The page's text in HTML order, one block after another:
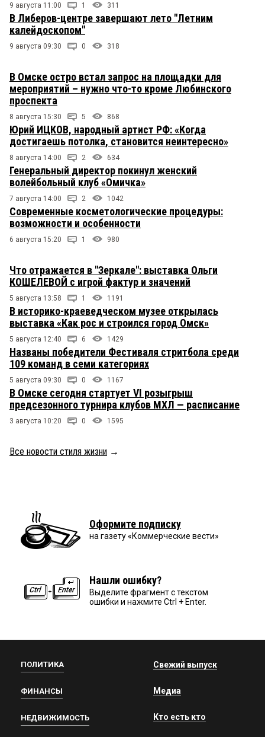
9 августа 11:00 1 311
В Либеров-центре завершают лето "Летним
калейдоскопом"
9 августа 09:30 0 318
В Омске остро встал запрос на площадки для
мероприятий – нужно что-то кроме Любинского
проспекта
8 августа 15:30 5 868
Юрий ИЦКОВ, народный артист РФ: «Когда
достигаешь потолка, становится неинтересно»
8 августа 14:00 2 634
Генеральный директор покинул женский
волейбольный клуб «Омичка»
7 августа 14:00 2 1042
Современные косметологические процедуры:
возможности и особенности
6 августа 15:20 1 980
Что отражается в "Зеркале": выставка Ольги
КОШЕЛЕВОЙ с игрой фактур и значений
5 августа 13:58 1 1191
В историко-краеведческом музее открылась
выставка «Как рос и строился город Омск»
5 августа 12:40 6 1429
Названы победители Фестиваля стритбола среди
109 команд в семи категориях
5 августа 09:30 0 1167
В Омске сегодня стартует VI розыгрыш
предсезонного турнира клубов МХЛ — расписание
3 августа 10:20 0 1595
Все новости стиля жизни →
Оформите подписку
на газету «Коммерческие вести»
Нашли ошибку?
Выделите фрагмент с текстом
ошибки и нажмите Ctrl + Enter.
ПОЛИТИКА
ФИНАНСЫ
НЕДВИЖИМОСТЬ
Свежий выпуск
Медиа
Кто есть кто